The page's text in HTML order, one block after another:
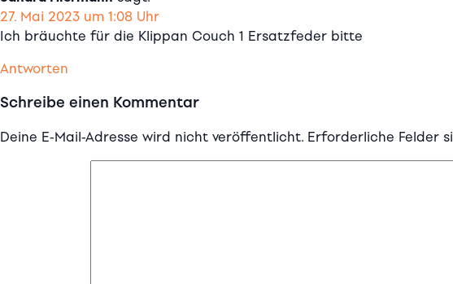
27. Mai 2023 um 1:08 Uhr
Ich bräuchte für die Klippan Couch 1 Ersatzfeder bitte
Antworten
Schreibe einen Kommentar
Deine E-Mail-Adresse wird nicht veröffentlicht. Erforderliche Felder